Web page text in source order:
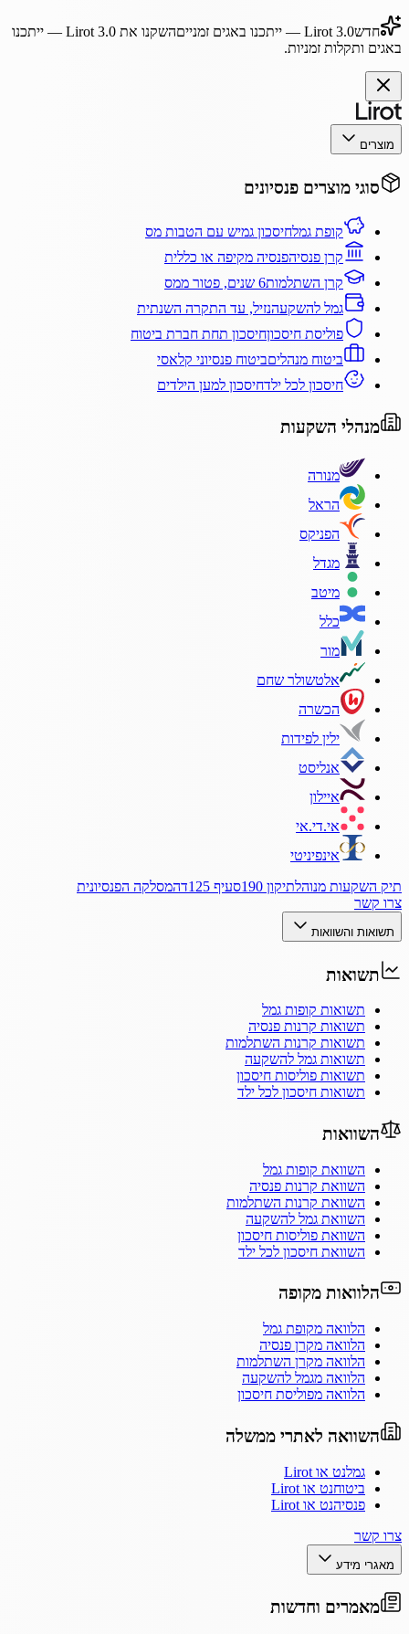
חדשLirot 3.0 — ייתכנו באגים זמנייםהשקנו את Lirot 3.0— ייתכנו
באגים ותקלות זמניות.
מוצרים
סוגי מוצרים פנסיונים
קופת גמלחיסכון גמיש עם הטבות מס
קרן פנסיהפנסיה מקיפה או כללית
קרן השתלמות6 שנים, פטור ממס
גמל להשקעהנזיל, עד התקרה השנתית
פוליסת חיסכוןחיסכון תחת חברת ביטוח
ביטוח מנהליםביטוח פנסיוני קלאסי
חיסכון לכל ילדחיסכון למען הילדים
מנהלי השקעות
מנורה
הראל
הפניקס
מגדל
מיטב
כלל
מור
אלטשולר שחם
הכשרה
ילין לפידות
אנליסט
איילון
אי.די.אי
אינפיניטי
תיק השקעות מנוהלתיקון 190 סעיף 125ד
המסלקה הפנסיונית
צרו קשר
תשואות והשוואות
תשואות
תשואות קופות גמל
תשואות קרנות פנסיה
תשואות קרנות השתלמות
תשואות גמל להשקעה
תשואות פוליסות חיסכון
תשואות חיסכון לכל ילד
השוואות
השוואת קופות גמל
השוואת קרנות פנסיה
השוואת קרנות השתלמות
השוואת גמל להשקעה
השוואת פוליסות חיסכון
השוואת חיסכון לכל ילד
הלוואות מקופה
הלוואה מקופת גמל
הלוואה מקרן פנסיה
הלוואה מקרן השתלמות
הלוואה מגמל להשקעה
הלוואה מפוליסת חיסכון
השוואה לאתרי ממשלה
גמלנט או Lirot
ביטוחנט או Lirot
פנסיהנט או Lirot
צרו קשר
מאגרי מידע
מאמרים וחדשות